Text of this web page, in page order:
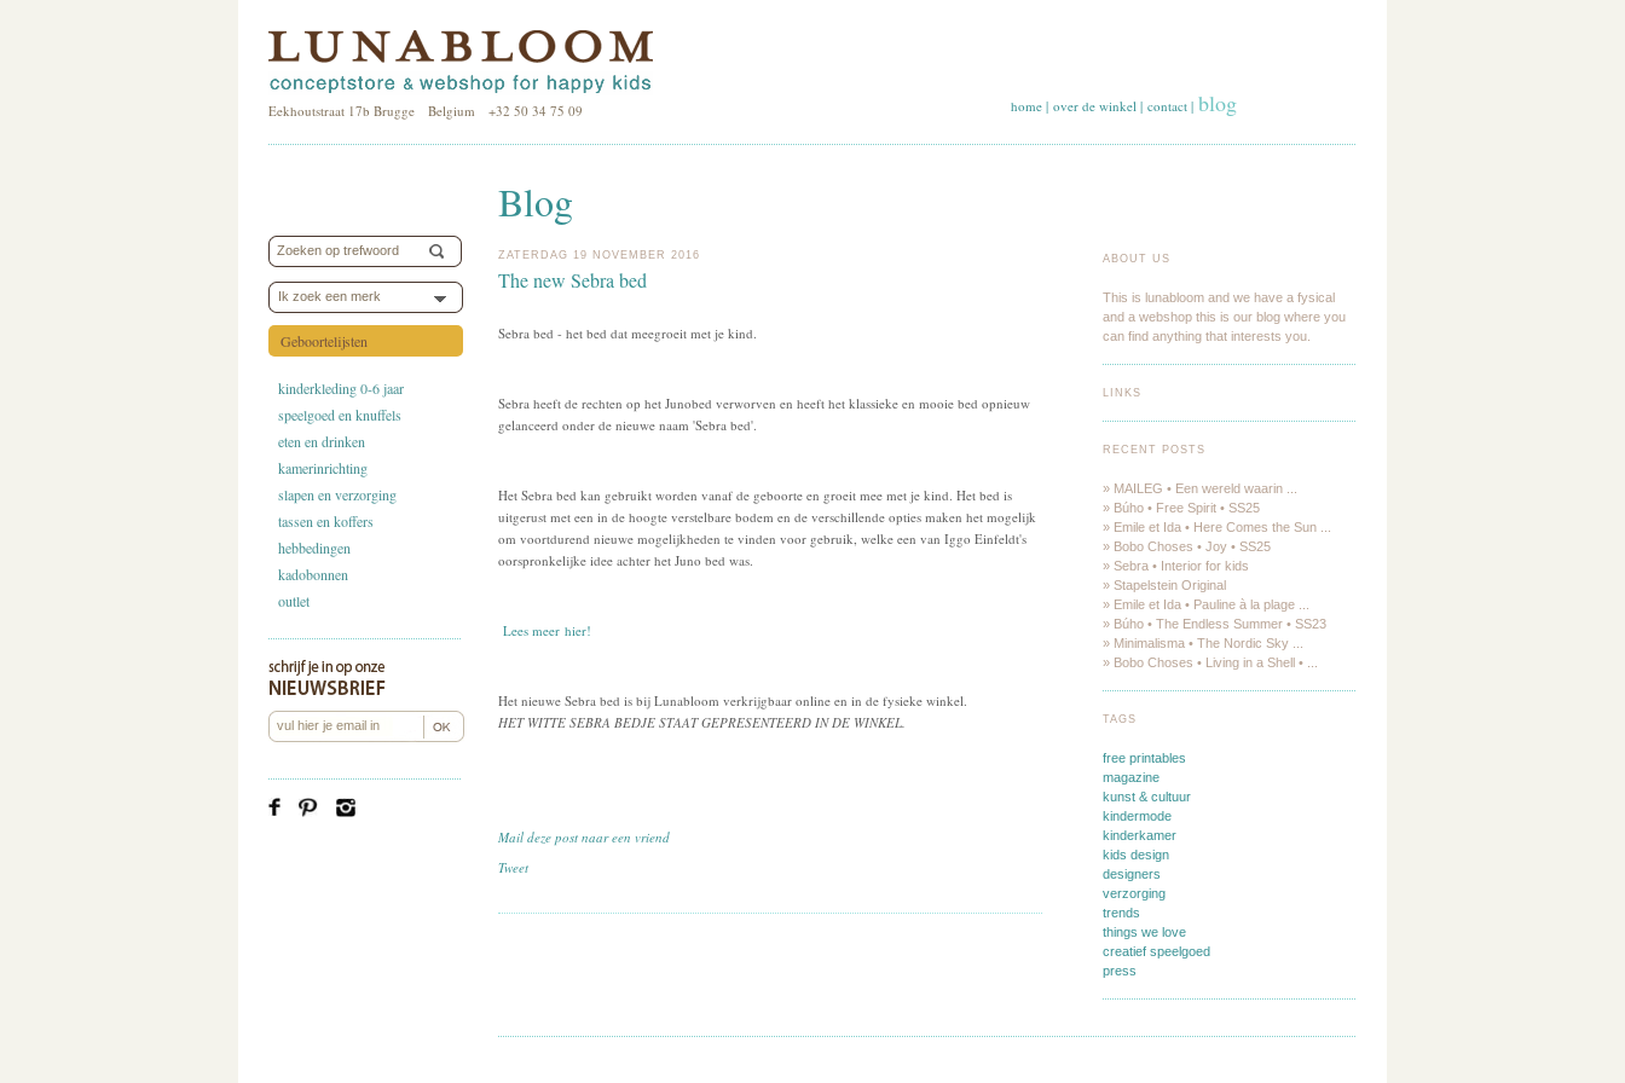
Eekhoutstraat 17b Brugge Belgium +32 50 34 75 09 home | over de winkel | contact | blog
Ik zoek een merk
Geboortelijsten
kinderkleding 0-6 jaar
speelgoed en knuffels
eten en drinken
kamerinrichting
slapen en verzorging
tassen en koffers
hebbedingen
kadobonnen
outlet
Blog
ZATERDAG 19 NOVEMBER 2016
The new Sebra bed
Sebra bed - het bed dat meegroeit met je kind.
Sebra heeft de rechten op het Junobed verworven en heeft het klassieke en mooie bed opnieuw
gelanceerd onder de nieuwe naam 'Sebra bed'.
Het Sebra bed kan gebruikt worden vanaf de geboorte en groeit mee met je kind. Het bed is
uitgerust met een in de hoogte verstelbare bodem en de verschillende opties maken het mogelijk
om voortdurend nieuwe mogelijkheden te vinden voor gebruik, welke een van Iggo Einfeldt's
oorspronkelijke idee achter het Juno bed was.
Lees meer hier!
Het nieuwe Sebra bed is bij Lunabloom verkrijgbaar online en in de fysieke winkel.
HET WITTE SEBRA BEDJE STAAT GEPRESENTEERD IN DE WINKEL.
Mail deze post naar een vriend
Tweet
ABOUT US
This is lunabloom and we have a fysical
and a webshop this is our blog where you
can find anything that interests you.
LINKS
RECENT POSTS
» MAILEG • Een wereld waarin ...
» Búho • Free Spirit • SS25
» Emile et Ida • Here Comes the Sun ...
» Bobo Choses • Joy • SS25
» Sebra • Interior for kids
» Stapelstein Original
» Emile et Ida • Pauline à la plage ...
» Búho • The Endless Summer • SS23
» Minimalisma • The Nordic Sky ...
» Bobo Choses • Living in a Shell • ...
TAGS
free printables
magazine
kunst & cultuur
kindermode
kinderkamer
kids design
designers
verzorging
trends
things we love
creatief speelgoed
press